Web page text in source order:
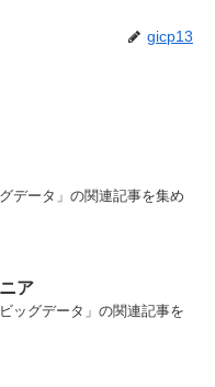
gicp13
データ」の関連記事を集め
ア
ッグデータ」の関連記事を